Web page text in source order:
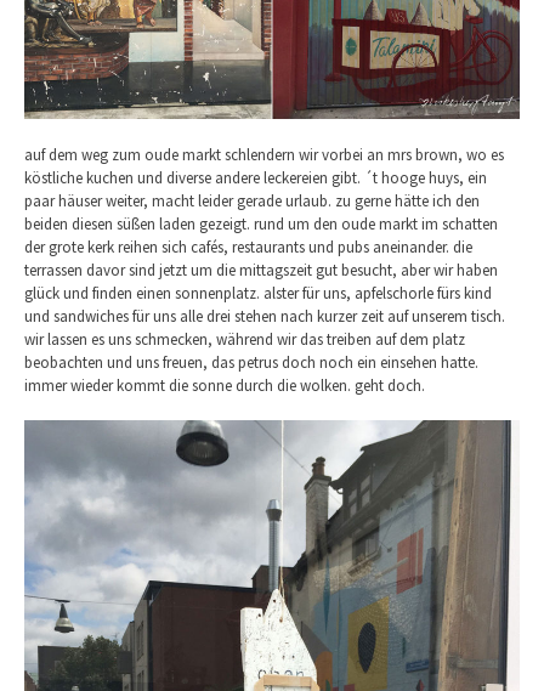
auf dem weg zum oude markt schlendern wir vorbei an mrs brown, wo es
köstliche kuchen und diverse andere leckereien gibt. ´t hooge huys, ein
paar häuser weiter, macht leider gerade urlaub. zu gerne hätte ich den
beiden diesen süßen laden gezeigt. rund um den oude markt im schatten
der grote kerk reihen sich cafés, restaurants und pubs aneinander. die
terrassen davor sind jetzt um die mittagszeit gut besucht, aber wir haben
glück und finden einen sonnenplatz. alster für uns, apfelschorle fürs kind
und sandwiches für uns alle drei stehen nach kurzer zeit auf unserem tisch.
wir lassen es uns schmecken, während wir das treiben auf dem platz
beobachten und uns freuen, das petrus doch noch ein einsehen hatte.
immer wieder kommt die sonne durch die wolken. geht doch.